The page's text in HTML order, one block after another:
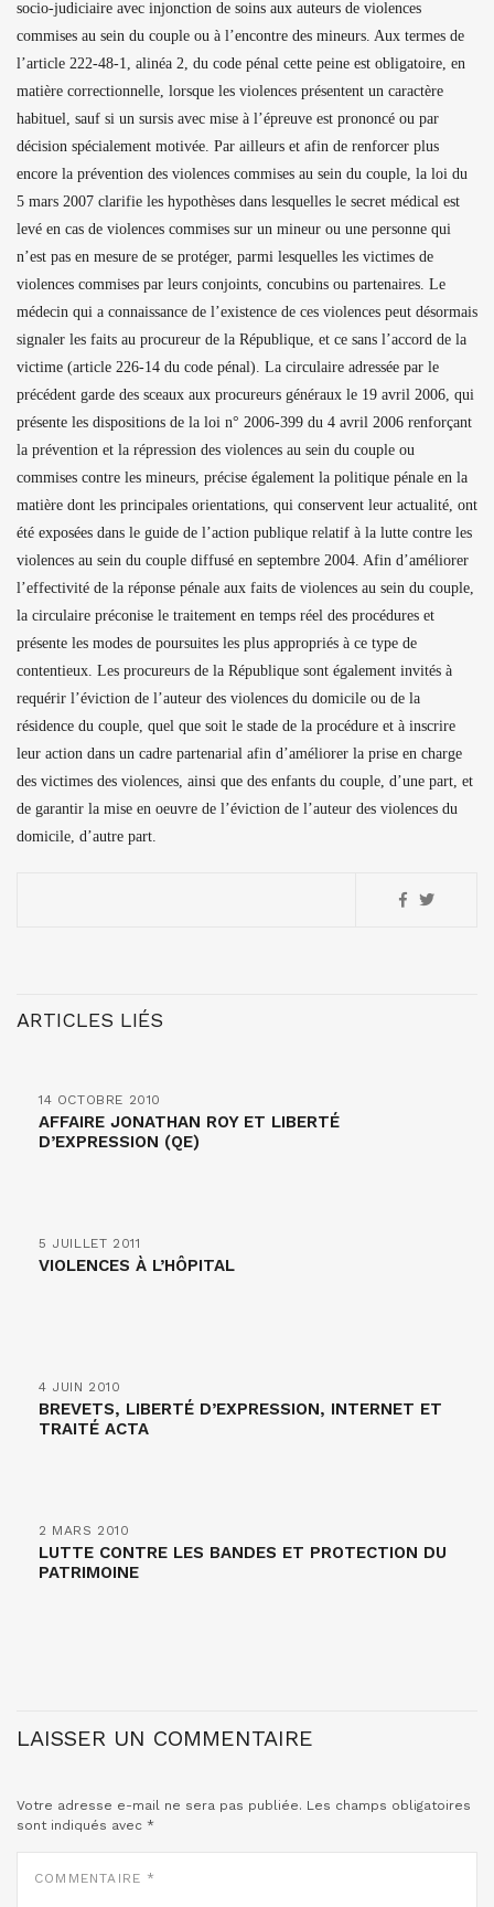
socio-judiciaire avec injonction de soins aux auteurs de violences
commises au sein du couple ou à l’encontre des mineurs. Aux termes de
l’article 222-48-1, alinéa 2, du code pénal cette peine est obligatoire, en
matière correctionnelle, lorsque les violences présentent un caractère
habituel, sauf si un sursis avec mise à l’épreuve est prononcé ou par
décision spécialement motivée. Par ailleurs et afin de renforcer plus
encore la prévention des violences commises au sein du couple, la loi du
5 mars 2007 clarifie les hypothèses dans lesquelles le secret médical est
levé en cas de violences commises sur un mineur ou une personne qui
n’est pas en mesure de se protéger, parmi lesquelles les victimes de
violences commises par leurs conjoints, concubins ou partenaires. Le
médecin qui a connaissance de l’existence de ces violences peut désormais
signaler les faits au procureur de la République, et ce sans l’accord de la
victime (article 226-14 du code pénal). La circulaire adressée par le
précédent garde des sceaux aux procureurs généraux le 19 avril 2006, qui
présente les dispositions de la loi n° 2006-399 du 4 avril 2006 renforçant
la prévention et la répression des violences au sein du couple ou
commises contre les mineurs, précise également la politique pénale en la
matière dont les principales orientations, qui conservent leur actualité, ont
été exposées dans le guide de l’action publique relatif à la lutte contre les
violences au sein du couple diffusé en septembre 2004. Afin d’améliorer
l’effectivité de la réponse pénale aux faits de violences au sein du couple,
la circulaire préconise le traitement en temps réel des procédures et
présente les modes de poursuites les plus appropriés à ce type de
contentieux. Les procureurs de la République sont également invités à
requérir l’éviction de l’auteur des violences du domicile ou de la
résidence du couple, quel que soit le stade de la procédure et à inscrire
leur action dans un cadre partenarial afin d’améliorer la prise en charge
des victimes des violences, ainsi que des enfants du couple, d’une part, et
de garantir la mise en oeuvre de l’éviction de l’auteur des violences du
domicile, d’autre part.
ARTICLES LIÉS
14 OCTOBRE 2010
AFFAIRE JONATHAN ROY ET LIBERTÉ
D’EXPRESSION (QE)
5 JUILLET 2011
VIOLENCES À L’HÔPITAL
4 JUIN 2010
BREVETS, LIBERTÉ D’EXPRESSION, INTERNET ET
TRAITÉ ACTA
2 MARS 2010
LUTTE CONTRE LES BANDES ET PROTECTION DU
PATRIMOINE
LAISSER UN COMMENTAIRE
Votre adresse e-mail ne sera pas publiée. Les champs obligatoires
sont indiqués avec *